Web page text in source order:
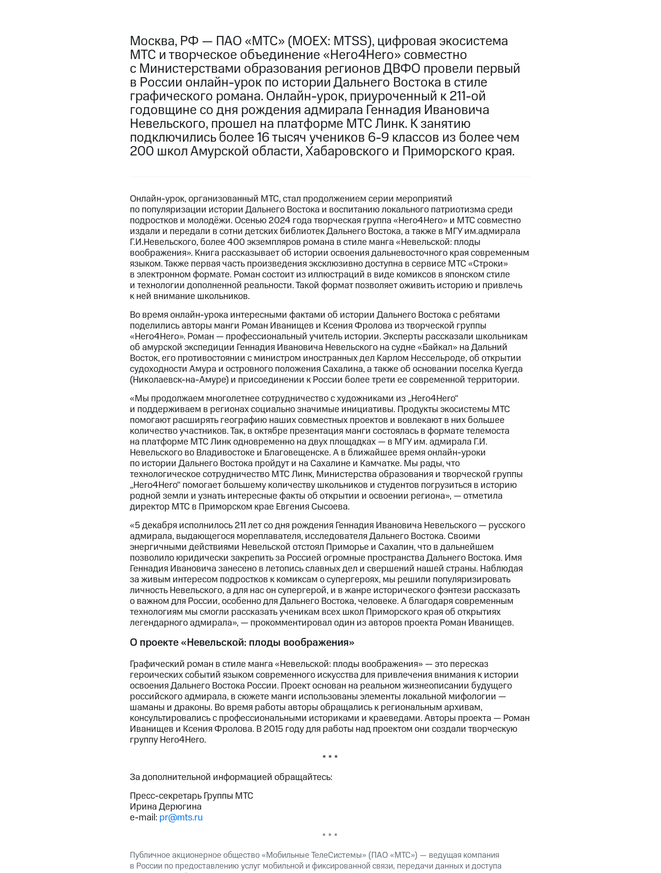
Москва, РФ — ПАО «МТС» (MOEX: MTSS), цифровая экосистема
МТС и творческое объединение «Hero4Hero» совместно
с Министерствами образования регионов ДВФО провели первый
в России онлайн-урок по истории Дальнего Востока в стиле
графического романа. Онлайн-урок, приуроченный к 211-ой
годовщине со дня рождения адмирала Геннадия Ивановича
Невельского, прошел на платформе МТС Линк. К занятию
подключились более 16 тысяч учеников 6-9 классов из более чем
200 школ Амурской области, Хабаровского и Приморского края.
Онлайн-урок, организованный МТС, стал продолжением серии мероприятий
по популяризации истории Дальнего Востока и воспитанию локального патриотизма среди
подростков и молодёжи. Осенью 2024 года творческая группа «Hero4Hero» и МТС совместно
издали и передали в сотни детских библиотек Дальнего Востока, а также в МГУ им.адмирала
Г.И.Невельского, более 400 экземпляров романа в стиле манга «Невельской: плоды
воображения». Книга рассказывает об истории освоения дальневосточного края современным
языком. Также первая часть произведения эксклюзивно доступна в сервисе МТС «Строки»
в электронном формате. Роман состоит из иллюстраций в виде комиксов в японском стиле
и технологии дополненной реальности. Такой формат позволяет оживить историю и привлечь
к ней внимание школьников.
Во время онлайн-урока интересными фактами об истории Дальнего Востока с ребятами
поделились авторы манги Роман Иванищев и Ксения Фролова из творческой группы
«Hero4Hero». Роман — профессиональный учитель истории. Эксперты рассказали школьникам
об амурской экспедиции Геннадия Ивановича Невельского на судне «Байкал» на Дальний
Восток, его противостоянии с министром иностранных дел Карлом Нессельроде, об открытии
судоходности Амура и островного положения Сахалина, а также об основании поселка Куегда
(Николаевск-на-Амуре) и присоединении к России более трети ее современной территории.
«Мы продолжаем многолетнее сотрудничество с художниками из „Hero4Hero“
и поддерживаем в регионах социально значимые инициативы. Продукты экосистемы МТС
помогают расширять географию наших совместных проектов и вовлекают в них большее
количество участников. Так, в октябре презентация манги состоялась в формате телемоста
на платформе МТС Линк одновременно на двух площадках — в МГУ им. адмирала Г.И.
Невельского во Владивостоке и Благовещенске. А в ближайшее время онлайн-уроки
по истории Дальнего Востока пройдут и на Сахалине и Камчатке. Мы рады, что
технологическое сотрудничество МТС Линк, Министерства образования и творческой группы
„Hero4Hero“ помогает большему количеству школьников и студентов погрузиться в историю
родной земли и узнать интересные факты об открытии и освоении региона», — отметила
директор МТС в Приморском крае Евгения Сысоева.
«5 декабря исполнилось 211 лет со дня рождения Геннадия Ивановича Невельского — русского
адмирала, выдающегося мореплавателя, исследователя Дальнего Востока. Своими
энергичными действиями Невельской отстоял Приморье и Сахалин, что в дальнейшем
позволило юридически закрепить за Россией огромные пространства Дальнего Востока. Имя
Геннадия Ивановича занесено в летопись славных дел и свершений нашей страны. Наблюдая
за живым интересом подростков к комиксам о супергероях, мы решили популяризировать
личность Невельского, а для нас он супергерой, и в жанре исторического фэнтези рассказать
о важном для России, особенно для Дальнего Востока, человеке. А благодаря современным
технологиям мы смогли рассказать ученикам всех школ Приморского края об открытиях
легендарного адмирала», — прокомментировал один из авторов проекта Роман Иванищев.
О проекте «Невельской: плоды воображения»
Графический роман в стиле манга «Невельской: плоды воображения» — это пересказ
героических событий языком современного искусства для привлечения внимания к истории
освоения Дальнего Востока России. Проект основан на реальном жизнеописании будущего
российского адмирала, в сюжете манги использованы элементы локальной мифологии —
шаманы и драконы. Во время работы авторы обращались к региональным архивам,
консультировались с профессиональными историками и краеведами. Авторы проекта — Роман
Иванищев и Ксения Фролова. В 2015 году для работы над проектом они создали творческую
группу Hero4Hero.
* * *
За дополнительной информацией обращайтесь:
Пресс-секретарь Группы МТС
Ирина Дерюгина
e-mail: pr@mts.ru
* * *
Публичное акционерное общество «Мобильные ТелеСистемы» (ПАО «МТС») — ведущая компания
в России по предоставлению услуг мобильной и фиксированной связи, передачи данных и доступа